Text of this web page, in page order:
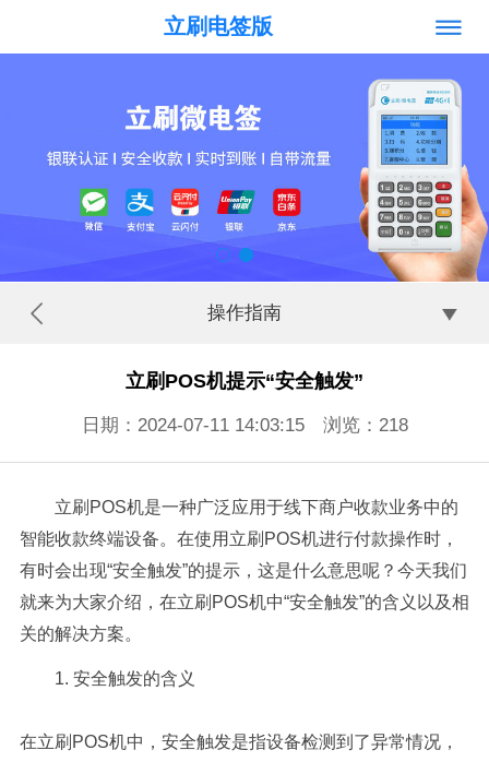
立刷电签版
操作指南
立刷POS机提示“安全触发”
日期：2024-07-11 14:03:15 浏览： 218
立刷POS机是一种广泛应用于线下商户收款业务中的
智能收款终端设备。在使用立刷POS机进行付款操作时，
有时会出现“安全触发”的提示，这是什么意思呢？今天我们
就来为大家介绍，在立刷POS机中“安全触发”的含义以及相
关的解决方案。
1. 安全触发的含义
在立刷POS机中，安全触发是指设备检测到了异常情况，